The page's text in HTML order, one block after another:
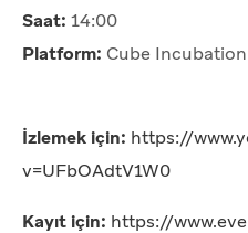
Saat: 14:00
Platform: Cube
İzlemek için: https://
v=UFbOAdtV1W0
Kayıt için: https://